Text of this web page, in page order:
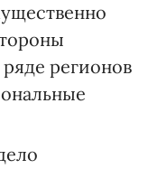
регионов